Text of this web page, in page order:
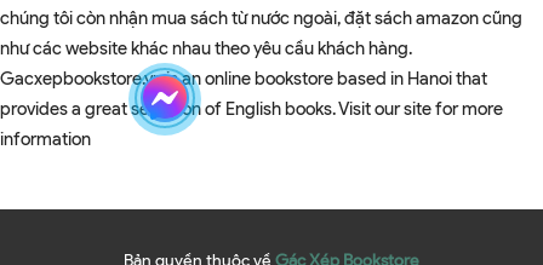
chúng tôi còn nhận mua sách từ nước ngoài, đặt sách amazon cũng
như các website khác nhau theo yêu cầu khách hàng.
Gacxepbookstore.vn is an online bookstore based in Hanoi that
provides a great selection of English books. Visit our site for more
information
Bản quyền thuộc về Gác Xép Bookstore